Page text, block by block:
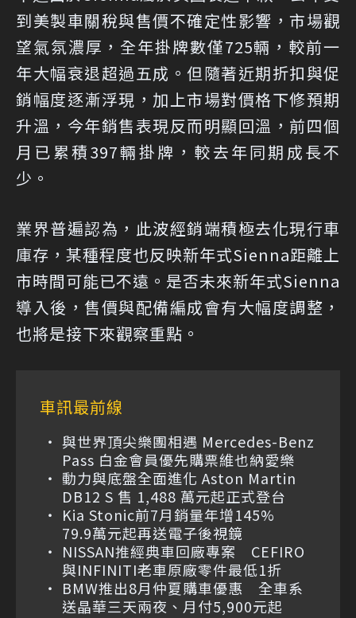
到美製車關稅與售價不確定性影響，市場觀
望氣氛濃厚，全年掛牌數僅725輛，較前一
年大幅衰退超過五成。但隨著近期折扣與促
銷幅度逐漸浮現，加上市場對價格下修預期
升溫，今年銷售表現反而明顯回溫，前四個
月已累積397輛掛牌，較去年同期成長不
少。
業界普遍認為，此波經銷端積極去化現行車
庫存，某種程度也反映新年式Sienna距離上
市時間可能已不遠。是否未來新年式Sienna
導入後，售價與配備編成會有大幅度調整，
也將是接下來觀察重點。
車訊最前線
與世界頂尖樂團相遇 Mercedes-Benz
Pass 白金會員優先購票維也納愛樂
動力與底盤全面進化 Aston Martin
DB12 S 售 1,488 萬元起正式登台
Kia Stonic前7月銷量年增145%
79.9萬元起再送電子後視鏡
NISSAN推經典車回廠專案 CEFIRO
與INFINITI老車原廠零件最低1折
BMW推出8月仲夏購車優惠 全車系
送晶華三天兩夜、月付5,900元起